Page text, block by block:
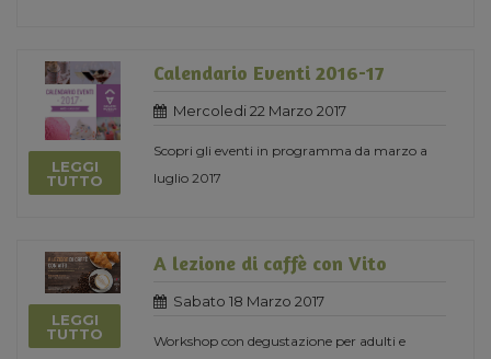
LEGGI
TUTTO
Calendario Eventi 2016-17
Mercoledi 22 Marzo 2017
Scopri gli eventi in programma da marzo a
luglio 2017
LEGGI
TUTTO
A lezione di caffè con Vito
Sabato 18 Marzo 2017
Workshop con degustazione per adulti e